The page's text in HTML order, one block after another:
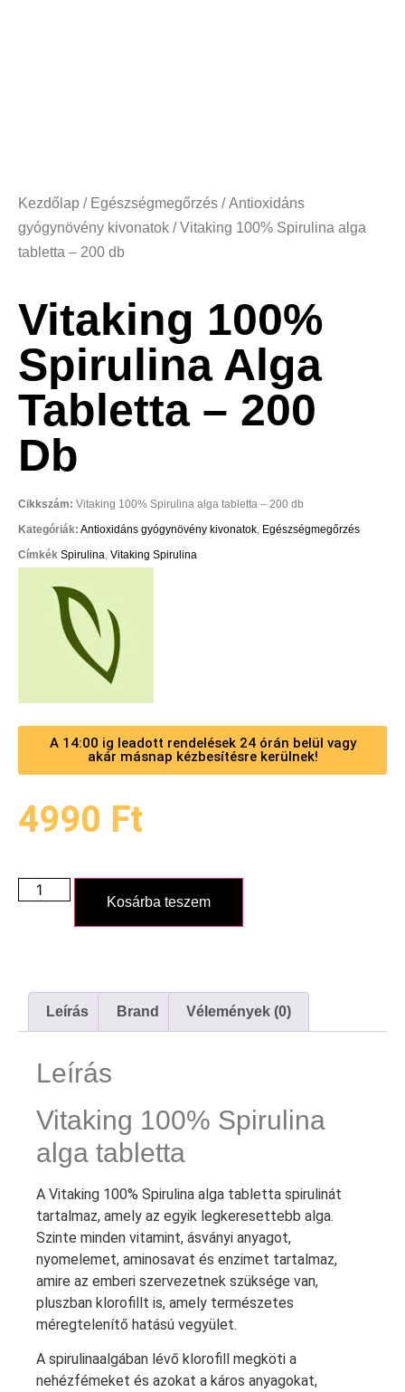
Kezdőlap / Egészségmegőrzés /Antioxidáns
gyógynövény kivonatok / Vitaking 100% Spirulina alga
tabletta – 200 db
Vitaking 100%
Spirulina Alga
Tabletta – 200
Db
Cikkszám: Vitaking 100% Spirulina alga tabletta – 200 db
Kategóriák: Antioxidáns gyógynövény kivonatok, Egészségmegőrzés
Címkék Spirulina, Vitaking Spirulina
A 14:00 ig leadott rendelések 24 órán belül vagy
akár másnap kézbesítésre kerülnek!
4990 Ft
Kosárba teszem
Leírás Brand Vélemények (0)
Leírás
Vitaking 100% Spirulina
alga tabletta
A Vitaking 100% Spirulina alga tabletta spirulinát
tartalmaz, amely az egyik legkeresettebb alga.
Szinte minden vitamint, ásványi anyagot,
nyomelemet, aminosavat és enzimet tartalmaz,
amire az emberi szervezetnek szüksége van,
pluszban klorofillt is, amely természetes
méregtelenítő hatású vegyület.
A spirulinaalgában lévő klorofill megköti a
nehézfémeket és azokat a káros anyagokat,